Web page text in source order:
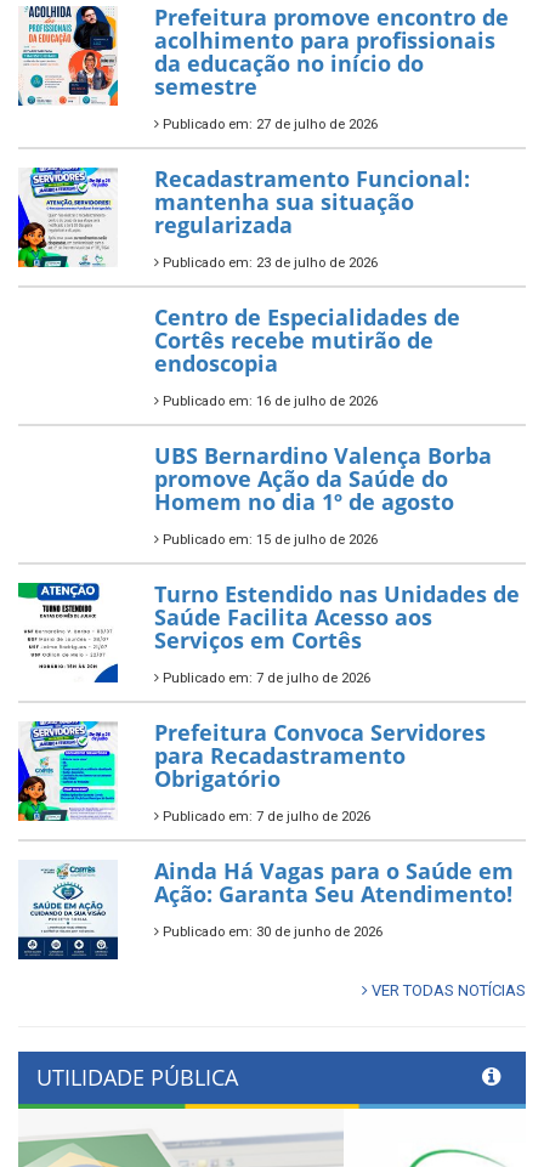
Prefeitura promove encontro de
acolhimento para profissionais
da educação no início do
semestre
Publicado em: 27 de julho de 2026
Recadastramento Funcional:
mantenha sua situação
regularizada
Publicado em: 23 de julho de 2026
Centro de Especialidades de
Cortês recebe mutirão de
endoscopia
Publicado em: 16 de julho de 2026
UBS Bernardino Valença Borba
promove Ação da Saúde do
Homem no dia 1º de agosto
Publicado em: 15 de julho de 2026
Turno Estendido nas Unidades de
Saúde Facilita Acesso aos
Serviços em Cortês
Publicado em: 7 de julho de 2026
Prefeitura Convoca Servidores
para Recadastramento
Obrigatório
Publicado em: 7 de julho de 2026
Ainda Há Vagas para o Saúde em
Ação: Garanta Seu Atendimento!
Publicado em: 30 de junho de 2026
VER TODAS NOTÍCIAS
UTILIDADE PÚBLICA